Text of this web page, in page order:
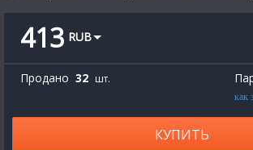
413 RUB
Продано 32 шт.
как
КУПИТЬ